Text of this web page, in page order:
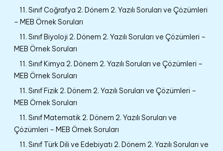
11. Sınıf Coğrafya 2. Dönem 2. Yazılı Soruları ve Çözümleri
– MEB Örnek Soruları
11. Sınıf Biyoloji 2. Dönem 2. Yazılı Soruları ve Çözümleri –
MEB Örnek Soruları
11. Sınıf Kimya 2. Dönem 2. Yazılı Soruları ve Çözümleri –
MEB Örnek Soruları
11. Sınıf Fizik 2. Dönem 2. Yazılı Soruları ve Çözümleri –
MEB Örnek Soruları
11. Sınıf Matematik 2. Dönem 2. Yazılı Soruları ve
Çözümleri – MEB Örnek Soruları
11. Sınıf Türk Dili ve Edebiyatı 2. Dönem 2. Yazılı Soruları ve